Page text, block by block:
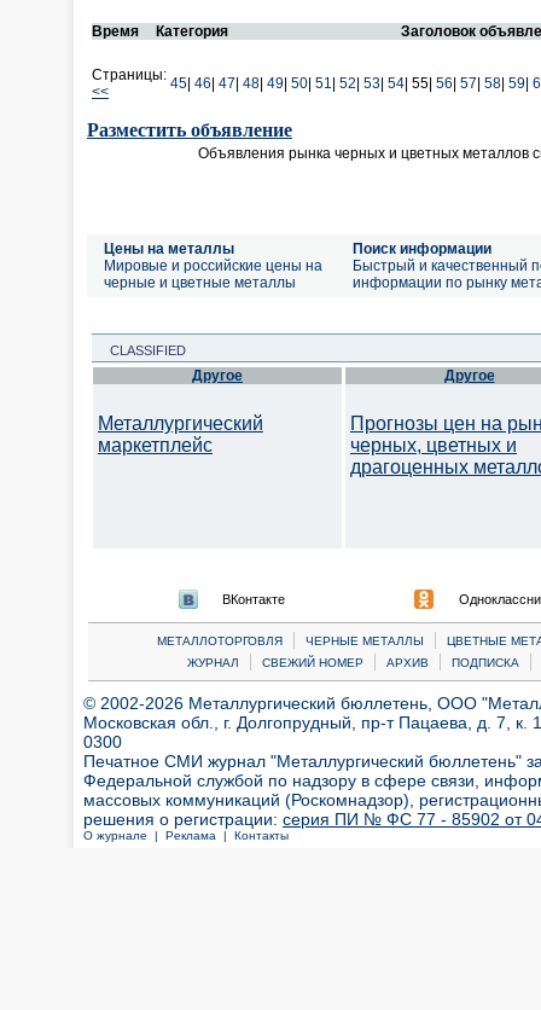
Время Категория Заголовок
Страницы:
<<
45 46 47 48 49 50 51 52 53 54 55| 56 57 58 59
Разместить объявление
Объявления рынка черных и цветных металлов
Цены на металлы
Мировые и российские цены на
черные и цветные металлы
Поиск информации
Быстрый и качественный
информации по рынку
CLASSIFIED
Другое
Металлургический
маркетплейс
Другое
Прогнозы цен на
черных, цветных и
драгоценных
ВКонтакте
МЕТАЛЛОТОРГОВЛЯ | ЧЕРНЫЕ МЕТАЛЛЫ |
ЦВЕТНЫЕ
ЖУРНАЛ
| СВЕЖИЙ НОМЕР | АРХИВ | ПОДПИСКА |
© 2002-2026 Металлургический бюллетень, ООО
Московская обл., г. Долгопрудный, пр-т Пацаева, д. 7,
0300
Печатное СМИ журнал "Металлургический бюллетень"
Федеральной службой по надзору в сфере связи,
массовых коммуникаций (Роскомнадзор),
решения о регистрации: серия ПИ № ФС 77 - 85902 от 04
О журнале | Реклама | Контакты